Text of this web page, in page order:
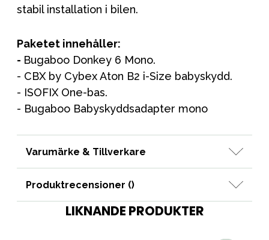
stabil installation i bilen.
Paketet innehåller:
- Bugaboo Donkey 6 Mono.
- CBX by Cybex Aton B2 i-Size babyskydd.
- ISOFIX One-bas.
- Bugaboo Babyskyddsadapter mono
Varumärke & Tillverkare
Produktrecensioner ()
LIKNANDE PRODUKTER